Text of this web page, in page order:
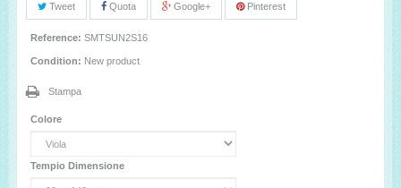
Tweet Quota Google+ Pinterest
Reference: SMTSUN2S16
Condition: New product
Stampa
Colore
Tempio Dimensione